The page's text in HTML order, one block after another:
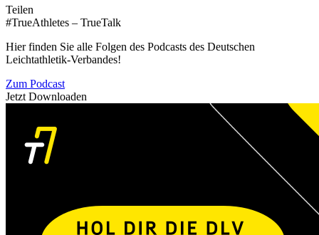
Teilen
#TrueAthletes – TrueTalk
Hier finden Sie alle Folgen des Podcasts des Deutschen
Leichtathletik-Verbandes!
Zum Podcast
Jetzt Downloaden